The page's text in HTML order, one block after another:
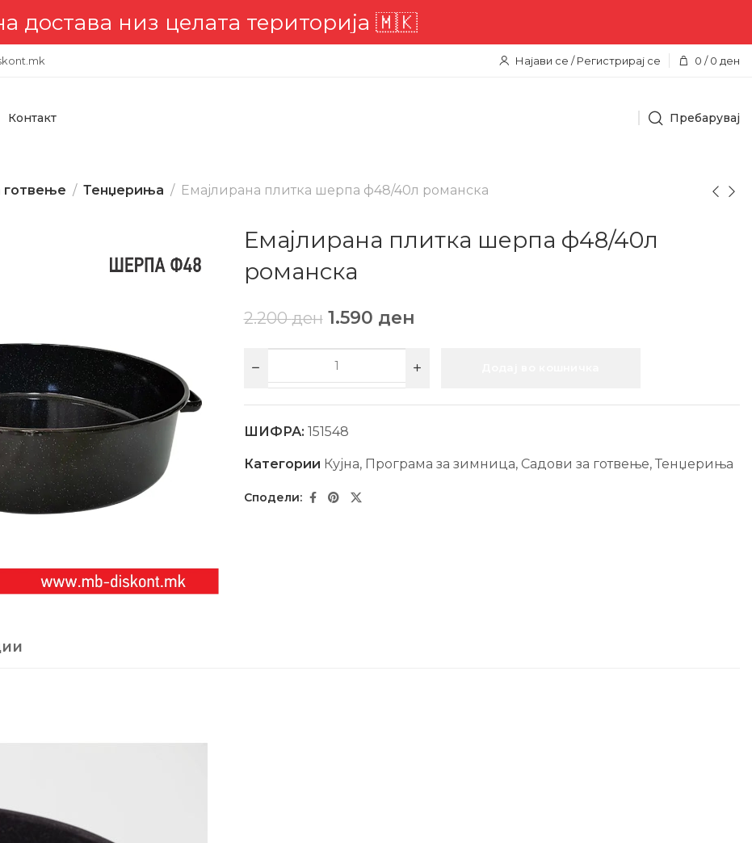
низ целата територија 🇲🇰
Најави се / Регистрирај се 0 / 0 ден
Контакт Пребарувај
готвење Тенџериња Емајлирана плитка шерпа ф48/40л романска
Емајлирана плитка шерпа ф48/40л
романска
2.200ден 1.590 ден
ШИФРА: 151548
Категории Кујна, Програма за зимница, Садови за готвење, Тенџериња